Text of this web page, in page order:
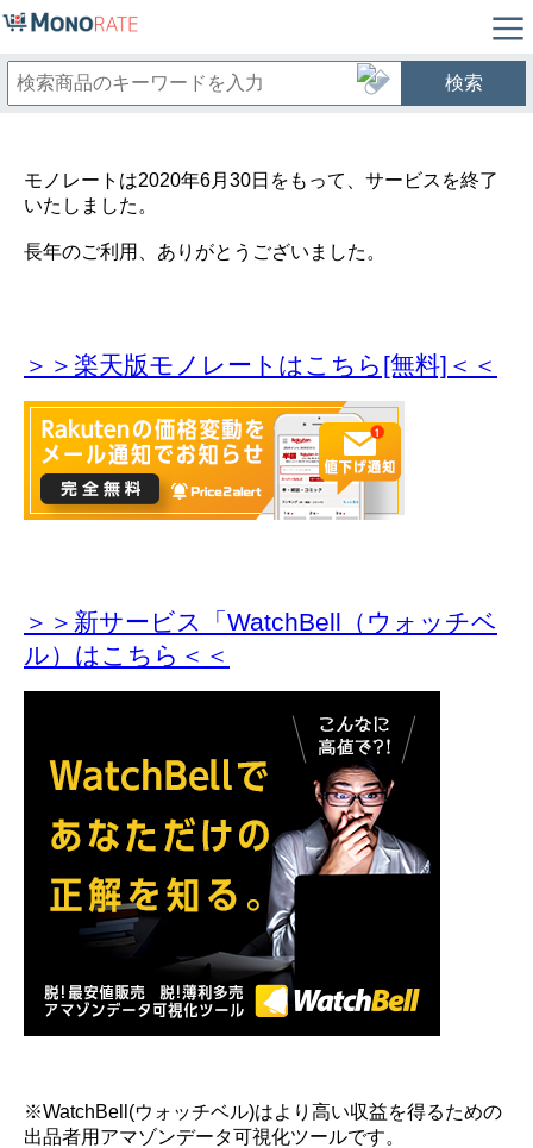
検索
モノレートは2020年6月30日をもって、サービスを終了
いたしました。
長年のご利用、ありがとうございました。
＞＞楽天版モノレートはこちら[無料]＜＜
＞＞新サービス「WatchBell（ウォッチベ
ル）はこちら＜＜
※WatchBell(ウォッチベル)はより高い収益を得るための
出品者用アマゾンデータ可視化ツールです。